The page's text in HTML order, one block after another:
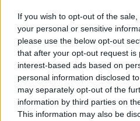
If you wish to opt-out of the
your personal or sensitive
please use the below opt-out
that after your opt-out request
interest-based ads based on
personal information disclosed
may separately opt-out of the
information by third parties on
This information may also be
Epizod ten stał się podstawą dla
Amerykanów wobec Iranu.
Zatem epizod negocjacyjny był
podejścia „walcz i negocjuj
rozpoznanie przez Amerykanów
Reklama
Reklama